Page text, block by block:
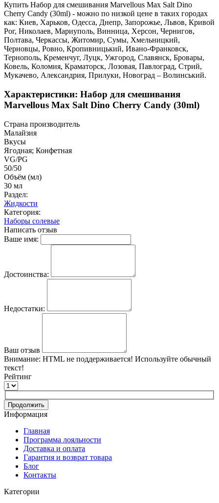
Купить Набор для смешивания Marvellous Max Salt Dino
Cherry Candy (30ml) - можно по низкой цене в таких городах
как: Киев, Харьков, Одесса, Днепр, Запорожье, Львов, Кривой
Рог, Николаев, Мариуполь, Винница, Херсон, Чернигов,
Полтава, Черкассы, Житомир, Сумы, Хмельницкий,
Черновцы, Ровно, Кропивницький, Ивано-Франковск,
Тернополь, Кременчуг, Луцк, Ужгород, Славянск, Бровары,
Ковель, Коломия, Краматорск, Лозовая, Павлоград, Стрий,
Мукачево, Александрия, Прилуки, Новоград – Волинський.
Характеристики: Набор для смешивания
Marvellous Max Salt Dino Cherry Candy (30ml)
Страна производитель
Малайзия
Вкусы
Ягодная; Конфетная
VG/PG
50/50
Объём (мл)
30 мл
Раздел:
Жидкости
Категория:
Наборы солевые
Написать отзыв
Ваше имя:
Достоинства:
Недостатки:
Ваш отзыв
Внимание: HTML не поддерживается! Используйте обычный
текст!
Рейтинг
Продолжить
Информация
Главная
Программа лояльности
Доставка и оплата
Гарантия и возврат товара
Блог
Контакты
Категории